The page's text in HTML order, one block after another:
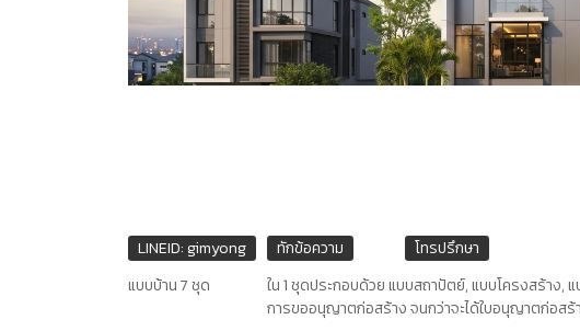
LINEID: gimyong ทักข้อความ
โทรปรึกษา
แบบบ้าน 7 ชุด
ใน 1 ชุดประกอบด้วย แบบสถาปัตย์, แบบโครงสร้าง,
การขออนุญาตก่อสร้าง จนกว่าจะได้ใบอนุญาตก่อสร้